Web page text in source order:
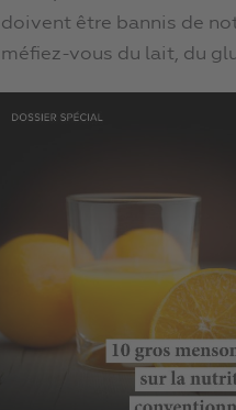
doivent être bannis de
méfiez-vous du lait, du